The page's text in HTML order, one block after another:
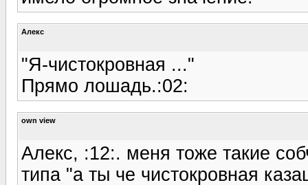
Алекс
"Я-чистокровная ..."
Прямо лошадь.:02:
own view
Алекс, :12:. меня тоже такие
типа "а ты че чистокровная